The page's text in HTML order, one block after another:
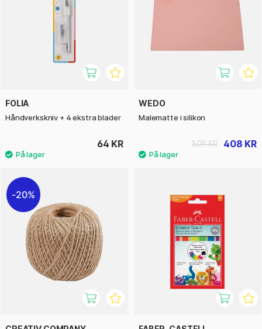
FOLIA
Håndverkskniv + 4 ekstra blader
64 KR
WEDO
Malematte i silikon
408 KR
509 KR
20%